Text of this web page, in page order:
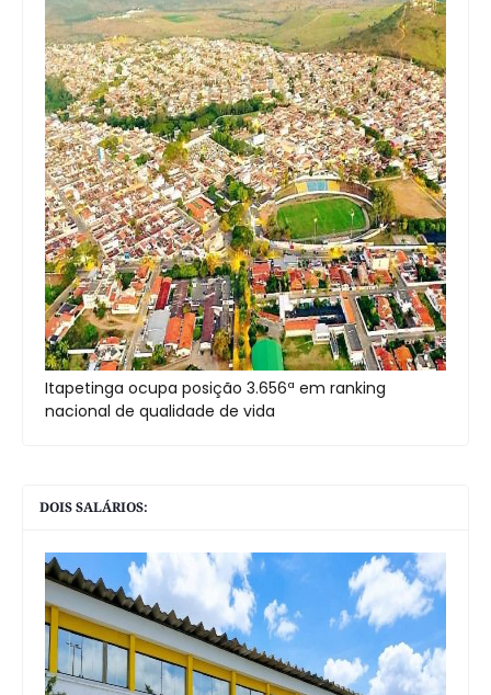
Itapetinga ocupa posição 3.656ª em ranking
nacional de qualidade de vida
DOIS SALÁRIOS: